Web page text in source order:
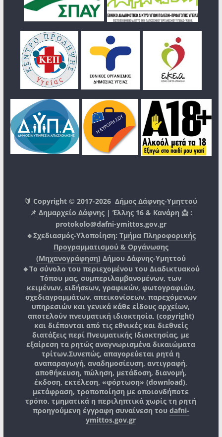
🔰 Copyright © 2017-2026Δήμος Δάφνης-Υμηττού
📌 Δημαρχείο Δάφνης | Έλλης 16 & Κανάρη 📩 :
protokolo@dafni-ymittos.gov.gr
🔹Σχεδιασμός-Υλοποίηση: Τμήμα Πληροφορικής
Προγραμματισμού & Οργάνωσης
(Μηχανογράφηση) Δήμου Δάφνης-Υμηττού
🔸Το σύνολο του περιεχομένου του Διαδικτυακού
Τόπου μας, συμπεριλαμβανομένων, των
κειμένων, ειδήσεων, γραφικών, φωτογραφιών,
σχεδιαγραμμάτων, απεικονίσεων, παρεχόμενων
υπηρεσιών και γενικά κάθε είδους αρχείων,
αποτελούν πνευματική ιδιοκτησία, (copyright)
και διέπονται από τις εθνικές και διεθνείς
διατάξεις περί Πνευματικής Ιδιοκτησίας, με
εξαίρεση τα ρητώς αναγνωρισμένα δικαιώματα
τρίτων.Συνεπώς, απαγορεύεται ρητά η
αναπαραγωγή, αναδημοσίευση, αντιγραφή,
αποθήκευση, πώληση, μετάδοση, διανομή,
έκδοση, εκτέλεση, «φόρτωση» (download),
μετάφραση, τροποποίηση με οποιονδήποτε
τρόπο, τμηματικά η περιληπτικά χωρίς τη ρητή
προηγούμενη έγγραφη συναίνεση του dafni-
ymittos.gov.gr